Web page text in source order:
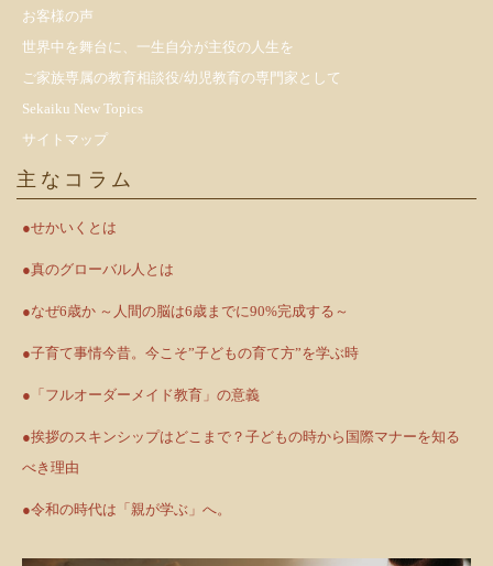
お客様の声
世界中を舞台に、一生自分が主役の人生を
ご家族専属の教育相談役/幼児教育の専門家として
Sekaiku New Topics
サイトマップ
主なコラム
●せかいくとは
●真のグローバル人とは
●なぜ6歳か ～人間の脳は6歳までに90%完成する～
●子育て事情今昔。今こそ”子どもの育て方”を学ぶ時
●「フルオーダーメイド教育」の意義
●挨拶のスキンシップはどこまで？子どもの時から国際マナーを知る
べき理由
●令和の時代は「親が学ぶ」へ。